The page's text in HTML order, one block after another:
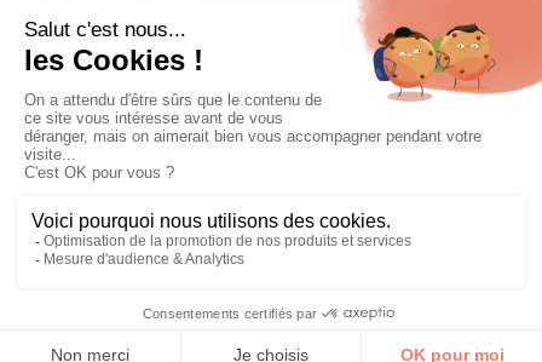
Chantiers de France est une marque
| Mentions légales
Protection des données personnelles
Cookies